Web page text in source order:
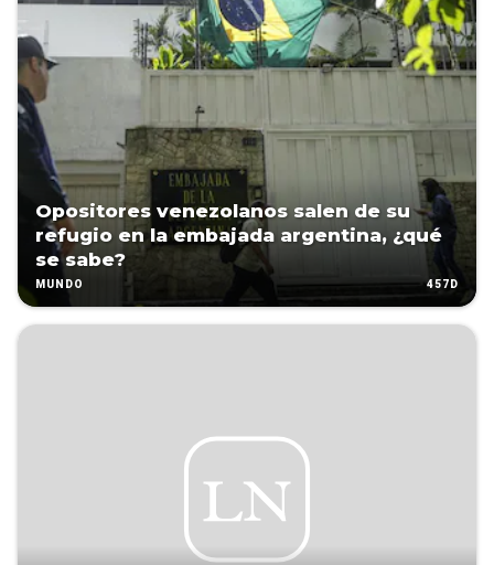
Opositores venezolanos salen de su
refugio en la embajada argentina, ¿qué
se sabe?
MUNDO 457D